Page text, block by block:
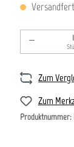
Produkt
Zum
Zum
Produktnummer: